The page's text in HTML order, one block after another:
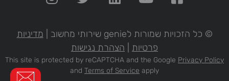
© כל הזכויות שמורות לgenie שירותי מחשוב |
מדיניות
פרטיות
הצהרת נגישות
This site is protected by reCAPTCHA and the Google Privacy Policy
and Terms of Service apply